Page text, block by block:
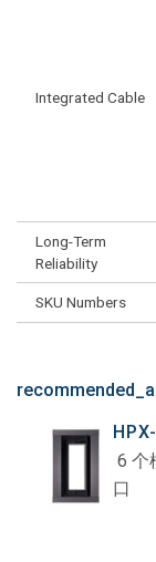
Integrated Cable
Long-Term
Reliability
SKU Numbers
6 个
口